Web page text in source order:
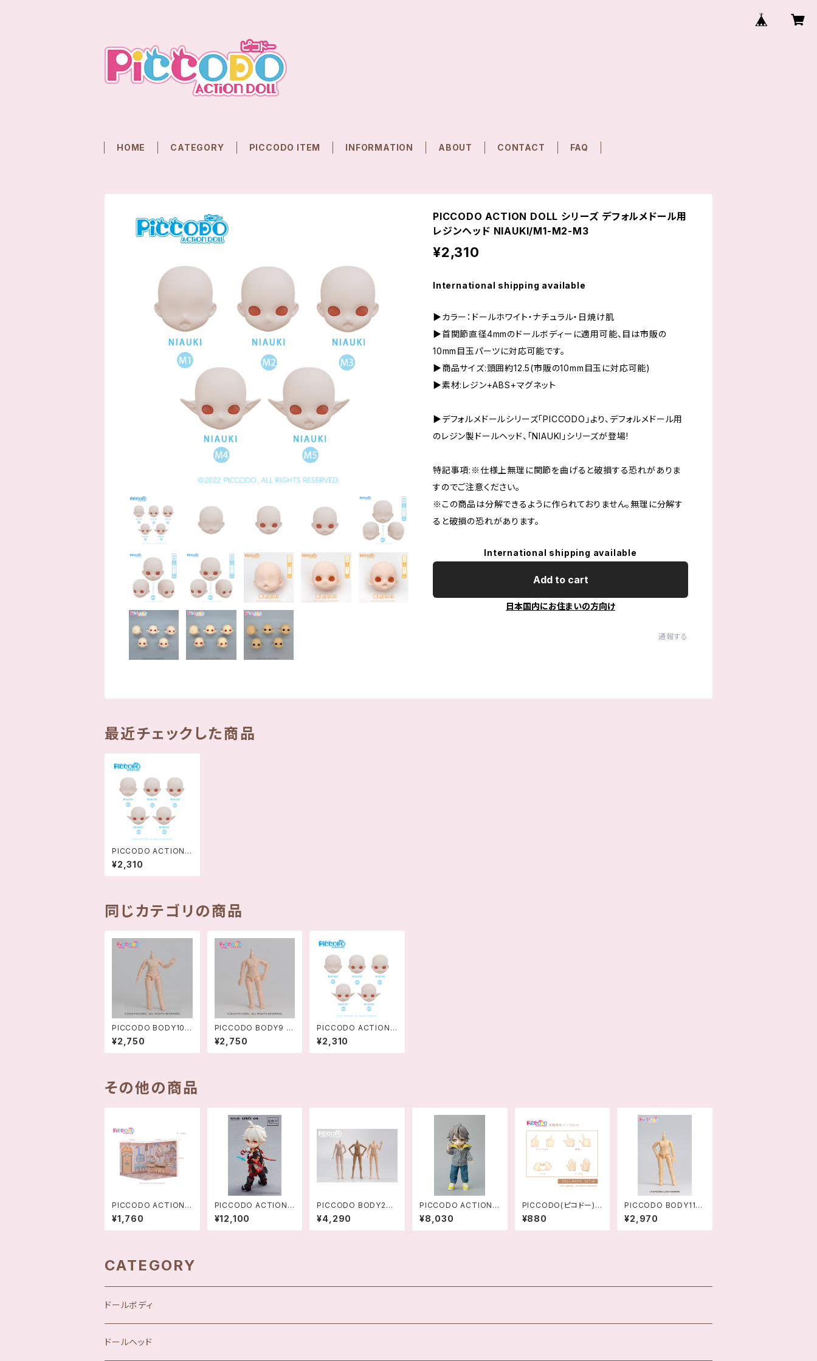
HOME CATEGORY PICCODO ITEM INFORMATION ABOUT CONTACT FAQ
PICCODO ACTION DOLL シリーズ デフォルメドール用
レジンヘッド NIAUKI/M1-M2-M3
¥2,310
International shipping available
▶︎カラー：ドールホワイト・ナチュラル・日焼け肌
▶︎首関節直径4mmのドールボディーに適用可能、目は市販の
10mm目玉パーツに対応可能です。
▶︎商品サイズ:頭囲約12.5(市販の10mm目玉に対応可能)
▶︎素材:レジン+ABS+マグネット
▶︎デフォルメドールシリーズ「PICCODO」より、デフォルメドール用
のレジン製ドールヘッド、「NIAUKI」シリーズが登場!
特記事項:※仕様上無理に関節を曲げると破損する恐れがありま
すのでご注意ください。
※この商品は分解できるように作られておりません。無理に分解す
ると破損の恐れがあります。
International shipping available
Add to cart
日本国内にお住まいの方向け
通報する
最近チェックした商品
PICCODO ACTION
DOLL シリーズ デフォ
ルメドール用レジンヘッ
ド NIAUKI/M1-M2-M
¥2,310
同じカテゴリの商品
PICCODO BODY10
デフォルメドールボディ
VER.2.0
¥2,750
PICCODO BODY9 デ
フォルメドールボディ V
ER.2.0
¥2,750
PICCODO ACTION
DOLL シリーズ デフォ
ルメドール用レジンヘッ
ド NIAUKI M4-M5
¥2,310
その他の商品
PICCODO ACTION
DOLL 展示用背景ボー
ド ケーキ屋 L-458956
5814223
¥1,760
PICCODO ACTION
DOLL X 原神 楓原万
葉(かえではらかずは)
デフォルメドール - 694
¥12,100
PICCODO BODY20
ドールボディ
¥4,290
PICCODO ACTION
DOLL 花のみぞ知る 有
川洋一 デフォルメドー
ル-4589565813226
¥8,030
PICCODO(ピコドー)シ
リーズ 交換用手セット
セットB
¥880
PICCODO BODY11
デフォルメドールボディ
¥2,970
CATEGORY
ドールボディ
ドールヘッド